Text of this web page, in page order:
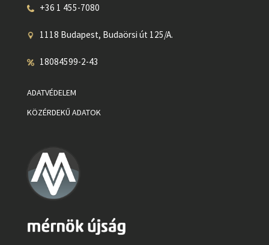
+36 1 455-7080
1118 Budapest, Budaörsi út 125/A.
18084599-2-43
ADATVÉDELEM
KÖZÉRDEKŰ ADATOK